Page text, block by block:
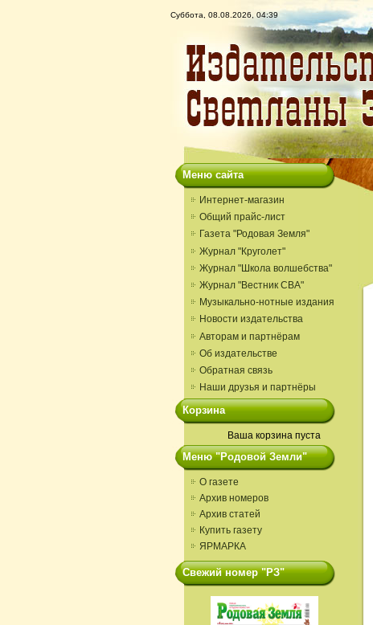
Суббота, 08.08.2026, 04:39
Меню сайта
Интернет-магазин
Общий прайс-лист
Газета "Родовая Земля"
Журнал "Круголет"
Журнал "Школа волшебства"
Журнал "Вестник СВА"
Музыкально-нотные издания
Новости издательства
Авторам и партнёрам
Об издательстве
Обратная связь
Наши друзья и партнёры
Корзина
Ваша корзина пуста
Меню "Родовой Земли"
О газете
Архив номеров
Архив статей
Купить газету
ЯРМАРКА
Свежий номер "РЗ"